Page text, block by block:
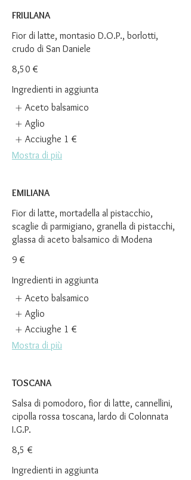
FRIULANA
Fior di latte, montasio D.O.P., borlotti,
crudo di San Daniele
8,50 €
Ingredienti in aggiunta
Aceto balsamico
Aglio
Acciughe 1 €
Mostra di più
EMILIANA
Fior di latte, mortadella al pistacchio,
scaglie di parmigiano, granella di pistacchi,
glassa di aceto balsamico di Modena
9 €
Ingredienti in aggiunta
Aceto balsamico
Aglio
Acciughe 1 €
Mostra di più
TOSCANA
Salsa di pomodoro, fior di latte, cannellini,
cipolla rossa toscana, lardo di Colonnata
I.G.P.
8,5 €
Ingredienti in aggiunta